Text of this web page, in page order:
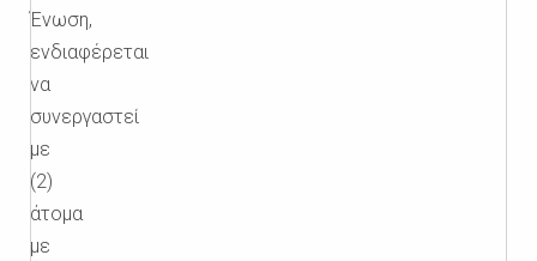
Ένωση,
ενδιαφέρεται
να
συνεργαστεί
με
(2)
άτομα
με